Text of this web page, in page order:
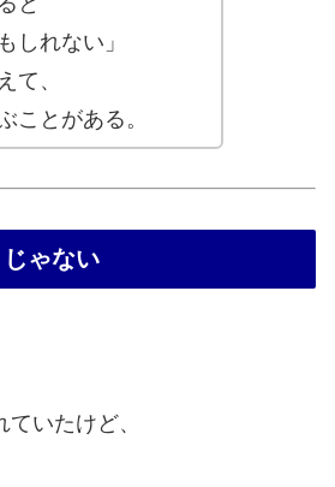
しれない」
て、
ことがある。
ゃない
いたけど、